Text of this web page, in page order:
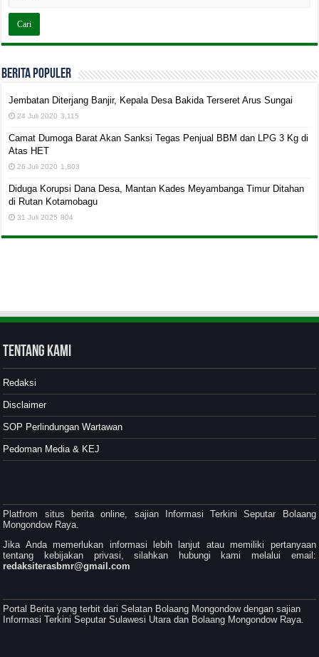
BERITA POPULER
Jembatan Diterjang Banjir, Kepala Desa Bakida Terseret Arus Sungai
24 Juli 2020 3,115
Camat Dumoga Barat Akan Sanksi Tegas Penjual BBM dan LPG 3 Kg di
Atas HET
26 Juli 2020 1,803
Diduga Korupsi Dana Desa, Mantan Kades Meyambanga Timur Ditahan
di Rutan Kotamobagu
31 Juli 2025 804
Tentang Kami
Redaksi
Disclaimer
SOP Perlindungan Wartawan
Pedoman Media & KEJ
Platfrom situs berita online, sajian Informasi Terkini Seputar Bolaang
Mongondow Raya.
Jika Anda memerlukan informasi lebih lanjut atau memiliki pertanyaan
tentang kebijakan privasi, silahkan hubungi kami melalui email:
redaksiterasbmr@gmail.com
Portal Berita yang terbit dari Selatan Bolaang Mongondow dengan sajian
Informasi Terkini Seputar Sulawesi Utara dan Bolaang Mongondow Raya.